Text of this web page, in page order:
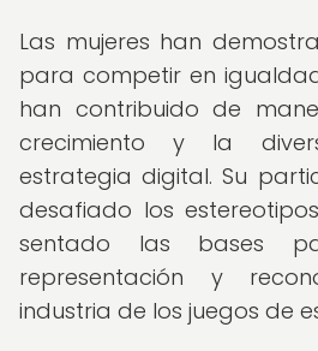
Las mujeres han
para competir en
han contribuido de
crecimiento y la
estrategia digital. Su
desafiado los
sentado las bases
representación y
industria de los juegos de